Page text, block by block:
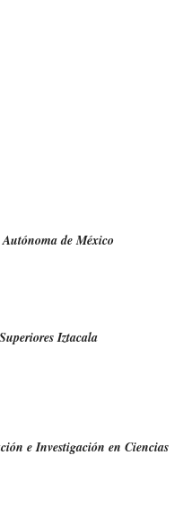
de México
Iztacala
e Investigación en Ciencias